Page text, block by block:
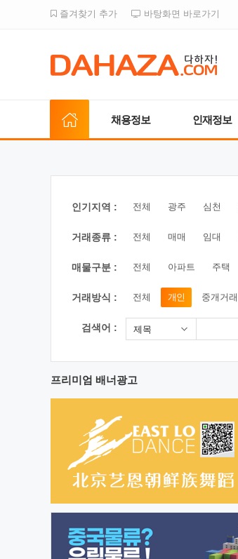
즐겨찾기 추가 바탕화면 바로가기
채용정보 인재정보
인기지역 : 전체 광주 심천
거래종류 : 전체 매매 임대
매물구분 : 전체 아파트 주택
거래방식 : 전체 개인 중개거래
검색어 : 제목
프리미엄 배너광고